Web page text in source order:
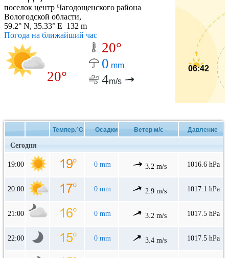
поселок центр Чагодощенского района
Вологодской области,
59.2° N, 35.33° E 132 m
Погода на ближайший час
20°
20°
0 mm
4m/s
06:42
Темпер.°C Осадки Ветер м/с Давление
Сегодня
19:00 0 mm 3.2 m/s 1016.6 hPa
20:00 0 mm 2.9 m/s 1017.1 hPa
21:00 0 mm 3.2 m/s 1017.5 hPa
22:00 0 mm 3.4 m/s 1017.5 hPa